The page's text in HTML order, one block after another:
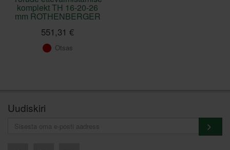
komplekt TH 16-20-26
mm ROTHENBERGER
551,31 €
Otsas
Uudiskiri